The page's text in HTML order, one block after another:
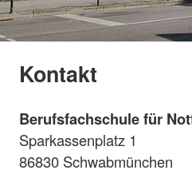
Kontakt
Berufsfachschule für
Sparkassenplatz 1
86830 Schwabmünchen